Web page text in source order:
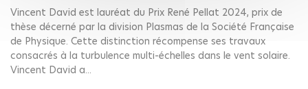
Vincent David est lauréat du Prix René Pellat 2024, prix de
thèse décerné par la division Plasmas de la Société Française
de Physique. Cette distinction récompense ses travaux
consacrés à la turbulence multi-échelles dans le vent solaire.
Vincent David a...